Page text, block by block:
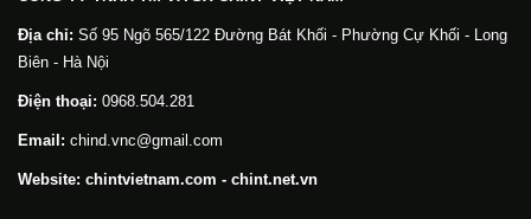
Địa chỉ: Số 95 Ngõ 565/122 Đường Bát Khối - Phường Cự Khối - Long
Biên - Hà Nội
Điện thoại: 0968.504.281
Email: chind.vnc@gmail.com
Website: chintvietnam.com - chint.net.vn